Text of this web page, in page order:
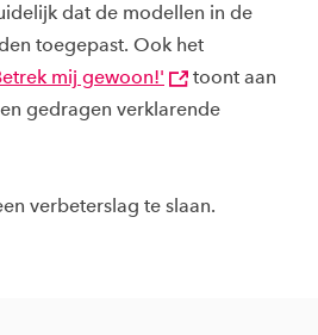
dat de modellen in de
toegepast. Ook het
mij gewoon!'
toont aan
gedragen verklarende
verbeterslag te slaan.